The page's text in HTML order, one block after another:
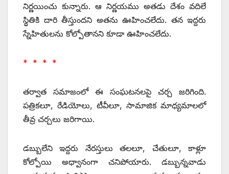
నిర్ణయించు కున్నారు. ఆ నిర్ణయము అతడు దేశం వదిలే
స్థితికి దారి తీస్తుందని అతను ఊహించలేదు. తన ఇద్దరు
స్నేహితులను కోల్పోతానని కూడా ఊహించలేదు.
* * * *
తర్వాత సమాజంలో ఈ సంఘటనలపై చర్చ జరిగింది.
పత్రికలూ, రేడియోలు, టీవీలూ, సామాజిక మాధ్యమాలలో
తీవ్ర చర్చలు జరిగాయి.
డబ్బులేని ఇద్దరు నేరస్తులు తలలూ, చేతులూ, కాళ్లూ
కోల్పోయి అధ్వానంగా చనిపోయారు. డబ్బున్నవాడు